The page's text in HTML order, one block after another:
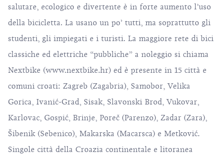
salutare, ecologico e divertente è in forte aumento l’uso
della bicicletta. La usano un po’ tutti, ma soprattutto gli
studenti, gli impiegati e i turisti. La maggiore rete di bici
classiche ed elettriche “pubbliche” a noleggio si chiama
Nextbike (www.nextbike.hr) ed è presente in 15 città e
comuni croati: Zagreb (Zagabria), Samobor, Velika
Gorica, Ivanić-Grad, Sisak, Slavonski Brod, Vukovar,
Karlovac, Gospić, Brinje, Poreč (Parenzo), Zadar (Zara),
Šibenik (Sebenico), Makarska (Macarsca) e Metković.
Singole città della Croazia continentale e litoranea